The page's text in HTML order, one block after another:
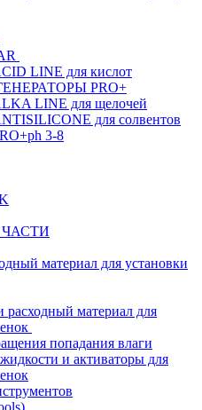
LINE для кислот
PRO+
LINE для щелочей
для солвентов
3-8
материал для установки
расходный материал для
попадания влаги
и активаторы для